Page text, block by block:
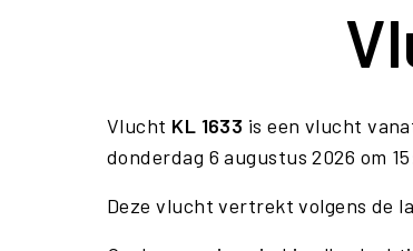
Vlucht KL 1633 is een vlucht
donderdag 6 augustus 2026 om
Deze vlucht vertrekt volgens de